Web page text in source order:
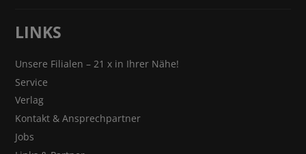
LINKS
Unsere Filialen – 21 x in Ihrer Nähe!
Service
Verlag
Kontakt & Ansprechpartner
Jobs